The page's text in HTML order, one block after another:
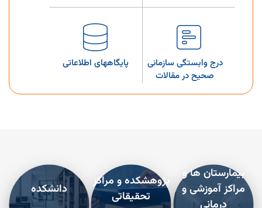
درج وابستگی سازمانی
صحیح در مقالات
پایگاههای اطلاعاتی
جمعیتی استان
پزشکی ارومیه
بیمارستان ها و
مراکز آموزشی و
درمانی
پژوهشكده و مراكز
تحقيقاتی
دانشكده